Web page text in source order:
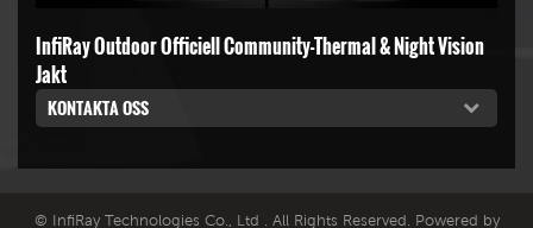
InfiRay Outdoor Officiell Community-Thermal & Night Vision
Jakt
KONTAKTA OSS
© InfiRay Technologies Co., Ltd . All Rights Reserved. Powered by